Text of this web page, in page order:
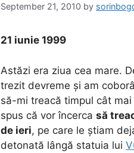
September 21, 2010 by
21 iunie 1999
Astăzi era ziua cea mare.
trezit devreme și am
să-mi treacă timpul cât
spus că vor încerca să
de ieri, pe care le știam
detonată lângă statuia lui